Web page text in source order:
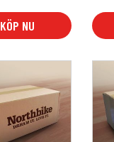
KÖP NU